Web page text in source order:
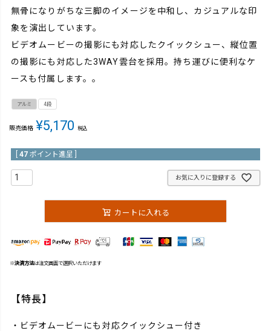
無骨になりがちな三脚のイメージを中和し、カジュアルな印
象を演出しています。
ビデオムービーの撮影にも対応したクイックシュー、縦位置
の撮影にも対応した3WAY雲台を採用。持ち運びに便利なケ
ースも付属します。。
アルミ 4段
販売価格 ¥5,170 税込
47 ポイント進呈 ]
お気に入りに登録する
カートに入れる
※決済方法は注文画面で選択いただけます
【特長】
・ビデオムービーにも対応クイックシュー付き